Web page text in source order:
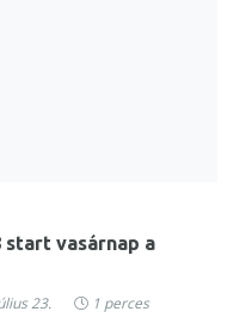
start vasárnap a
23. 1 perces